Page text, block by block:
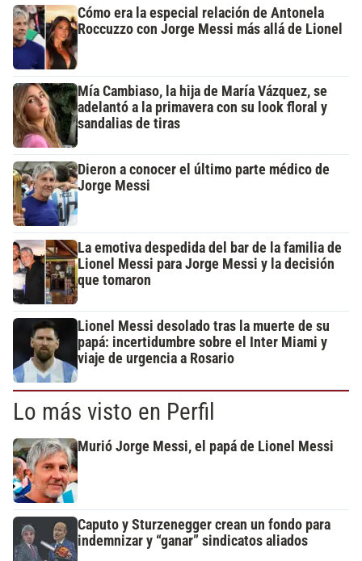
Cómo era la especial relación de Antonela
Roccuzzo con Jorge Messi más allá de Lionel
Mía Cambiaso, la hija de María Vázquez, se
adelantó a la primavera con su look floral y
sandalias de tiras
Dieron a conocer el último parte médico de
Jorge Messi
La emotiva despedida del bar de la familia de
Lionel Messi para Jorge Messi y la decisión
que tomaron
Lionel Messi desolado tras la muerte de su
papá: incertidumbre sobre el Inter Miami y
viaje de urgencia a Rosario
Lo más visto en Perfil
Murió Jorge Messi, el papá de Lionel Messi
Caputo y Sturzenegger crean un fondo para
indemnizar y “ganar” sindicatos aliados